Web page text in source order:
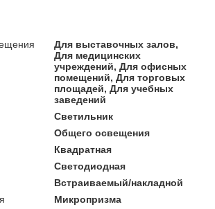
Для выставочных залов,
Для медицинских
учреждений, Для офисных
помещений, Для торговых
площадей, Для учебных
заведений
Светильник
Общего освещения
Квадратная
Светодиодная
Встраиваемый/накладной
Микропризма